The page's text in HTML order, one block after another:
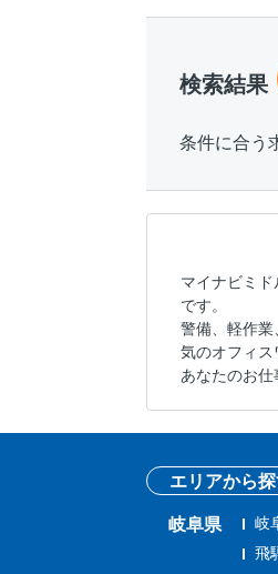
検索結果
条件に合う
マイナビミ
です。
警備、軽作
気のオフィス
あなたのお仕
エリアから
岐阜県 岐
飛